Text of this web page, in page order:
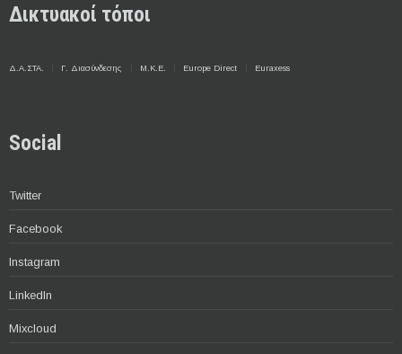
Δικτυακοί τόποι
Δ.Α.ΣΤΑ. Γ. Διασύνδεσης Μ.Κ.Ε. Europe Direct Euraxess
Social
Twitter
Facebook
Instagram
LinkedIn
Mixcloud